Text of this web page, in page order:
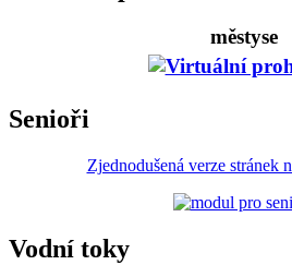
městyse
Senioři
Zjednodušená verze stránek
Vodní toky